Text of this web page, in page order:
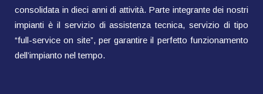
consolidata in dieci anni di attività. Parte integrante dei nostri
impianti è il servizio di assistenza tecnica, servizio di tipo
“full-service on site”, per garantire il perfetto funzionamento
dell’impianto nel tempo.